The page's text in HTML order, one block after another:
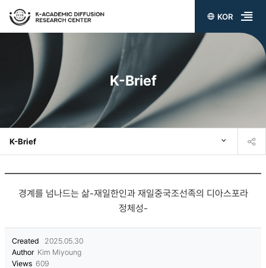
KOR
전
체
메
뉴
기
K-Brief
K-Brief
경계를 넘나드는 삶-재일한인과 재일중국조선족의 디아스포라
정체성-
Created
2025.05.30
Author Kim Miyoung
Views 609